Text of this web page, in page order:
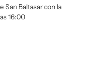
San Baltasar con la
16:00